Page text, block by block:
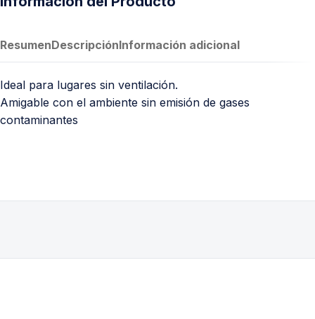
ResumenDescripciónInformación adicional
Ideal para lugares sin ventilación.
Amigable con el ambiente sin emisión de gases
contaminantes